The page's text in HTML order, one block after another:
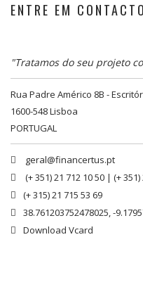
ENTRE EM
"Tratamos do seu projeto
Rua Padre Américo 8B -
1600-548 Lisboa
PORTUGAL
 geral@financertus.pt
 (+ 351) 21 712 10 50 | (+
 (+ 315) 21 715 53 69
 38.761203752478025, -
 Download Vcard